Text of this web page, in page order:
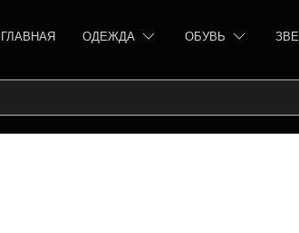
ГЛАВНАЯ ОДЕЖДА ОБУВЬ